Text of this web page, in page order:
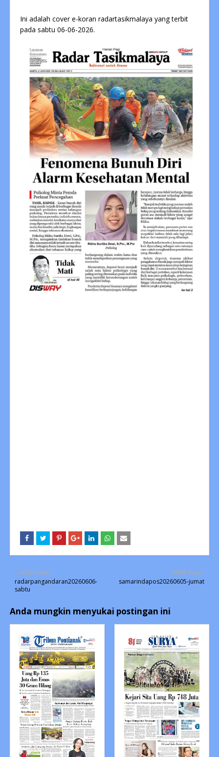
Ini adalah cover e-koran radartasikmalaya yang terbit
pada sabtu 06-06-2026.
Lebih baru
samarindapos20260605-jumat
Lebih lama
radarpangandaran20260606-
sabtu
Anda mungkin menyukai postingan ini